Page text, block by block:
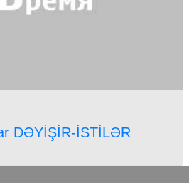
DƏYİŞİR-İSTİLƏR